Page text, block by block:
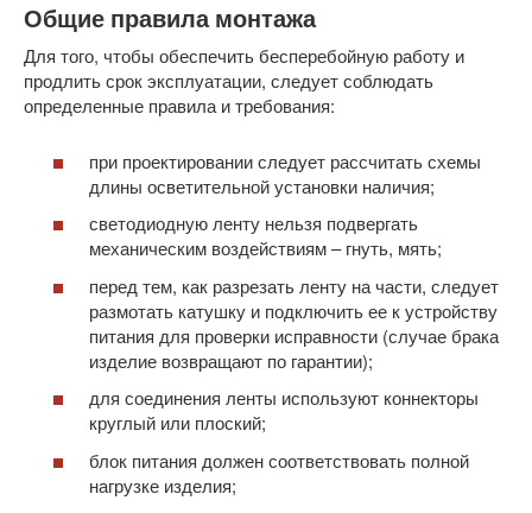
Общие правила монтажа
Для того, чтобы обеспечить бесперебойную работу и
продлить срок эксплуатации, следует соблюдать
определенные правила и требования:
при проектировании следует рассчитать схемы
длины осветительной установки наличия;
светодиодную ленту нельзя подвергать
механическим воздействиям – гнуть, мять;
перед тем, как разрезать ленту на части, следует
размотать катушку и подключить ее к устройству
питания для проверки исправности (случае брака
изделие возвращают по гарантии);
для соединения ленты используют коннекторы
круглый или плоский;
блок питания должен соответствовать полной
нагрузке изделия;